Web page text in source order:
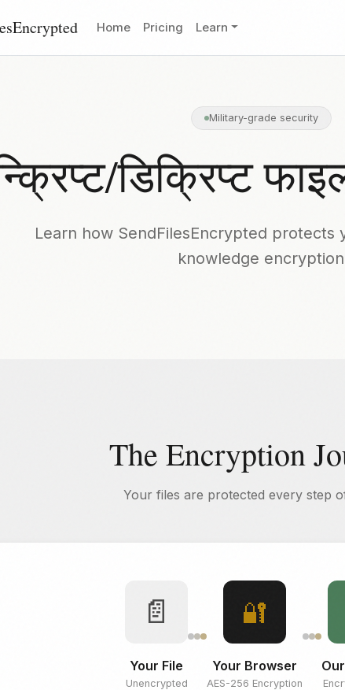
Home Pricing Learn
Military-grade security
डिक्रिप्ट
Learn how SendFilesEncrypted protects
knowledge encryption
The Encryption
Your files are protected every step
📄
Your File
Unencrypted
🔐
Your Browser
AES-256 Encryption